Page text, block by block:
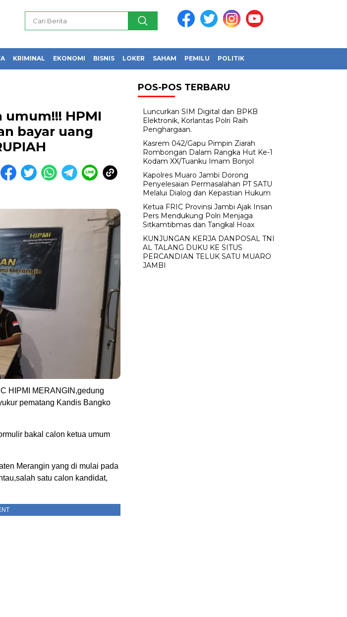
KRIMINAL EKONOMI BISNIS LOKER SAHAM PEMILU POLITIK
umum!!! HPMI
bayar uang
HIPMI MERANGIN,gedung
pematang Kandis Bangko
bakal calon ketua umum
Merangin yang di mulai pada
satu calon kandidat,
POS-POS TERBARU
Luncurkan SIM Digital dan BPKB
Elektronik, Korlantas Polri Raih
Penghargaan.
Kasrem 042/Gapu Pimpin Ziarah
Rombongan Dalam Rangka Hut Ke-1
Kodam XX/Tuanku Imam Bonjol
Kapolres Muaro Jambi Dorong
Penyelesaian Permasalahan PT SATU
Melalui Dialog dan Kepastian Hukum
Ketua FRIC Provinsi Jambi Ajak Insan
Pers Mendukung Polri Menjaga
Sitkamtibmas dan Tangkal Hoax
KUNJUNGAN KERJA DANPOSAL TNI
AL TALANG DUKU KE SITUS
PERCANDIAN TELUK SATU MUARO
JAMBI